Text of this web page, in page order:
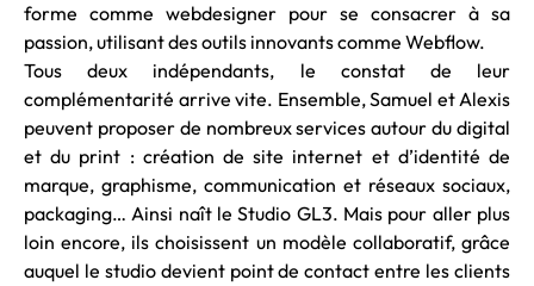
forme comme webdesigner pour se consacrer à sa
passion, utilisant des outils innovants comme Webflow.
Tous deux indépendants, le constat de leur
complémentarité arrive vite. Ensemble, Samuel et Alexis
peuvent proposer de nombreux services autour du digital
et du print : création de site internet et d’identité de
marque, graphisme, communication et réseaux sociaux,
packaging… Ainsi naît le Studio GL3. Mais pour aller plus
loin encore, ils choisissent un modèle collaboratif, grâce
auquel le studio devient point de contact entre les clients